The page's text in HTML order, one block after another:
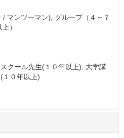
マンツーマン), グループ（４～７
）
クール先生(１０年以上), 大学講
１０年以上)